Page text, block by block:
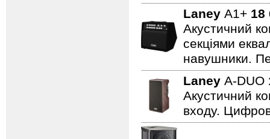
Laney A1+ 18
Акустичний
секціями
навушники.
Laney A-DUO
Акустичний
входу.